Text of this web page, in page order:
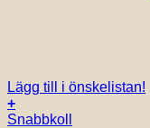
Lägg till i önskelistan!
+
Snabbkoll